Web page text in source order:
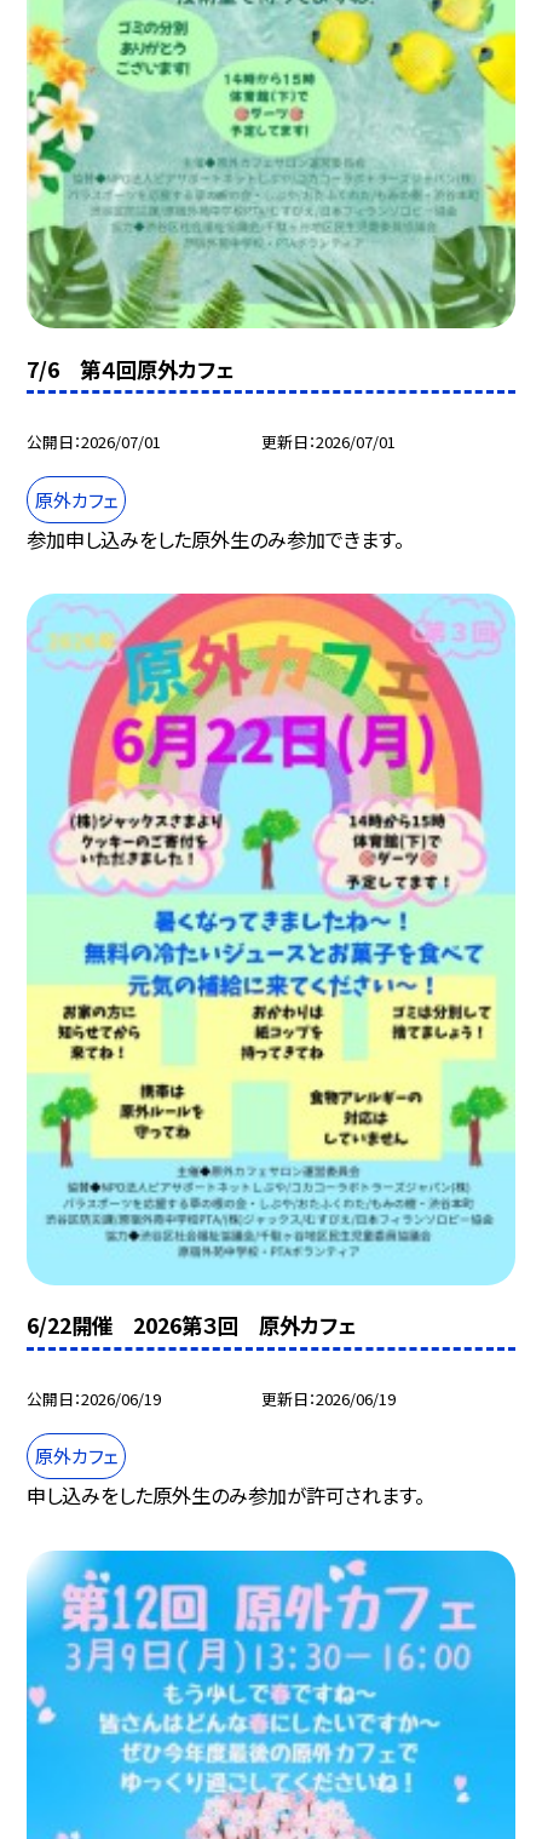
7/6 第４回原外カフェ
公開日 2026/07/01 更新日 2026/07/01
原外カフェ
参加申し込みをした原外生のみ参加できます。
6/22開催 2026第３回 原外カフェ
公開日 2026/06/19 更新日 2026/06/19
原外カフェ
申し込みをした原外生のみ参加が許可されます。